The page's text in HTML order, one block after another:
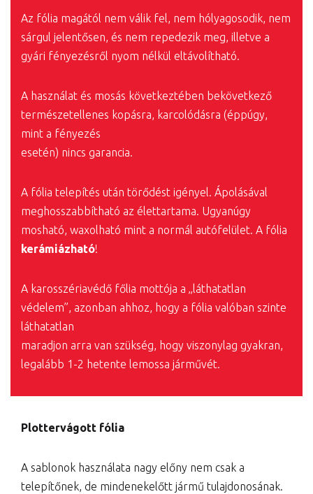
Az fólia magától nem válik fel, nem hólyagosodik, nem
sárgul jelentősen, és nem repedezik meg, illetve a
gyári fényezésről nyom nélkül eltávolítható.
A használat és mosás következtében bekövetkező
természetellenes kopásra, karcolódásra (éppúgy,
mint a fényezés
esetén) nincs garancia.
A fólia telepítés után törődést igényel. Ápolásával
meghosszabbítható az élettartama. Ugyanúgy
mosható, waxolható mint a normál autófelület. A fólia
kerámiázható!
A karosszériavédő főlia mottója a „láthatatlan
védelem”, azonban ahhoz, hogy a fólia valóban szinte
láthatatlan
maradjon arra van szükség, hogy viszonylag gyakran,
legalább 1-2 hetente lemossa járművét.
Plottervágott fólia
A sablonok használata nagy előny nem csak a
telepítőnek, de mindenekelőtt jármű tulajdonosának.